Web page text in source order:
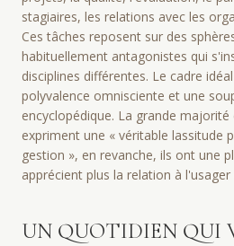
stagiaires, les relations avec les
Ces tâches reposent sur des
habituellement antagonistes qui
disciplines différentes. Le cadre
polyvalence omnisciente et une
encyclopédique. La grande
expriment une « véritable lassitude
gestion », en revanche, ils ont une
apprécient plus la relation à
UN QUOTIDIEN QUI